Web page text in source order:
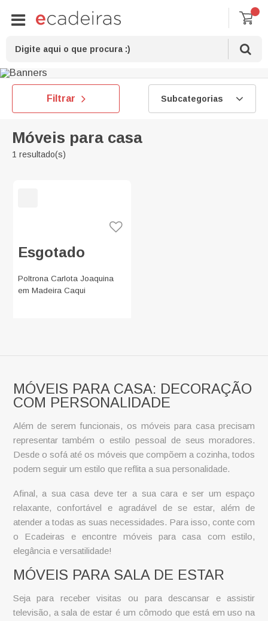
Filtrar
Móveis para casa
1 resultado(s)
Subcategorias
Esgotado
Poltrona Carlota Joaquina
em Madeira Caqui
MÓVEIS PARA CASA: DECORAÇÃO
COM PERSONALIDADE
Além de serem funcionais, os móveis para casaprecisam
representar também o estilo pessoal de seus moradores.
Desde o sofá até os móveis que compõem a cozinha, todos
podem seguir um estilo que reflita a sua personalidade.
Afinal, a sua casa deve ter a sua cara e ser um espaço
relaxante, confortável e agradável de se estar, além de
atender a todas as suas necessidades. Para isso, conte com
o Ecadeiras e encontre móveis para casa com estilo,
elegância e versatilidade!
MÓVEIS PARA SALA DE ESTAR
Seja para receber visitas ou para descansar e assistir
televisão, a sala de estar é um cômodo que está em uso na